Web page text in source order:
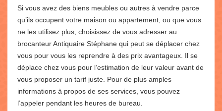
Si vous avez des biens meubles ou autres à vendre parce
qu’ils occupent votre maison ou appartement, ou que vous
ne les utilisez plus, choisissez de vous adresser au
brocanteur Antiquaire Stéphane qui peut se déplacer chez
vous pour vous les reprendre à des prix avantageux. Il se
déplace chez vous pour l’estimation de leur valeur avant de
vous proposer un tarif juste. Pour de plus amples
informations à propos de ses services, vous pouvez
l’appeler pendant les heures de bureau.